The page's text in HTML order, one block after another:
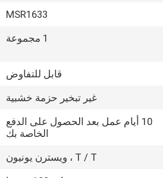
MSR1633
1 مجموعة
قابل للتفاوض
غير تبخير حزمة خشبية
10 أيام عمل بعد الحصول على الدفع
الخاصة بك
T / T ، ويسترن يونيون